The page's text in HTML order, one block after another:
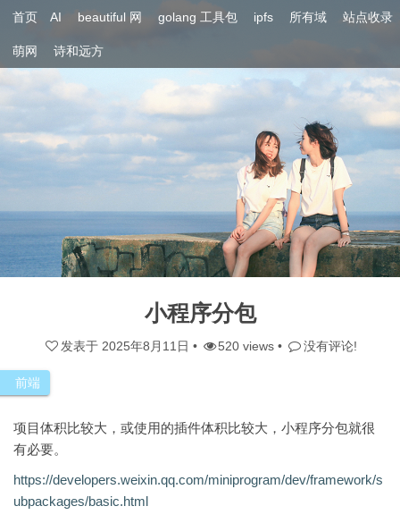
首页 AI beautiful 网 golang 工具包 ipfs 所有域 站点收录
萌网 诗和远方
小程序分包
发表于 2025年8月11日 • 520 views • 没有评论!
前端
项目体积比较大，或使用的插件体积比较大，小程序分包就很
有必要。
https://developers.weixin.qq.com/miniprogram/dev/framework/s
ubpackages/basic.html